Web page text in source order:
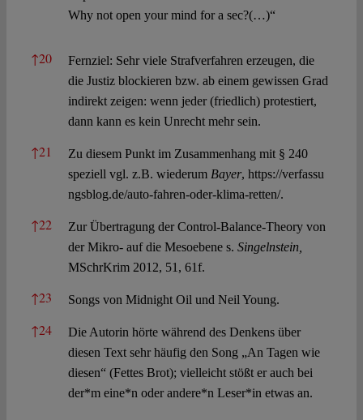
Why not open your mind for a sec?(…)“
↑20
Fernziel: Sehr viele Strafverfahren erzeugen, die
die Justiz blockieren bzw. ab einem gewissen Grad
indirekt zeigen: wenn jeder (friedlich) protestiert,
dann kann es kein Unrecht mehr sein.
↑21
Zu diesem Punkt im Zusammenhang mit § 240
speziell vgl. z.B. wiederum Bayer, https://verfassu
ngsblog.de/auto-fahren-oder-klima-retten/.
↑22
Zur Übertragung der Control-Balance-Theory von
der Mikro- auf die Mesoebene s. Singelnstein,
MSchrKrim 2012, 51, 61f.
↑23 Songs von Midnight Oil und Neil Young.
↑24
Die Autorin hörte während des Denkens über
diesen Text sehr häufig den Song „An Tagen wie
diesen“ (Fettes Brot); vielleicht stößt er auch bei
der*m eine*n oder andere*n Leser*in etwas an.